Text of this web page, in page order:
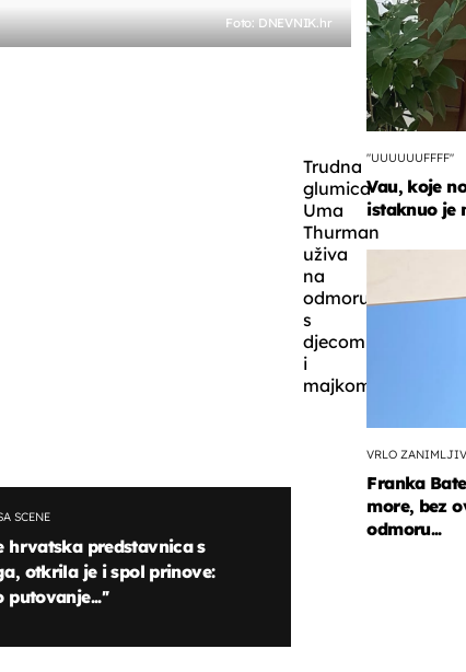
Foto: DNEVNIK.hr
Trudna
glumica
Uma
Thurman
uživa
na
odmoru
s
djecom
i
majkom.
SCENE
hrvatska predstavnica s
otkrila je i spol prinove:
putovanje...''
"UUUUUUFFFF"
Vau, koje
istaknuo je
VRLO
Franka
more, bez
odmoru...